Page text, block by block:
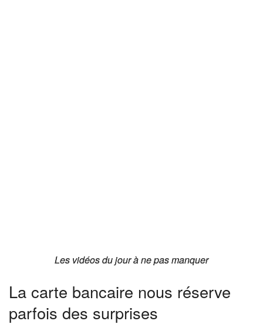
Les vidéos du jour à ne pas manquer
Les vidéos du jour à ne pas manquer
La carte bancaire nous réserve
parfois des surprises